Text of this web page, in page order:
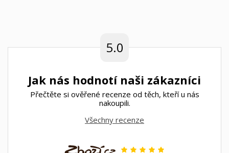
5.0
Jak nás hodnotí naši zákazníci
Přečtěte si ověřené recenze od těch, kteří u nás
nakoupili.
Všechny recenze